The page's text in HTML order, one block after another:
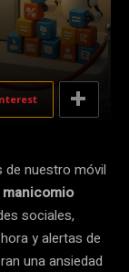
de nuestro móvil
sociales,
y alertas de
una ansiedad